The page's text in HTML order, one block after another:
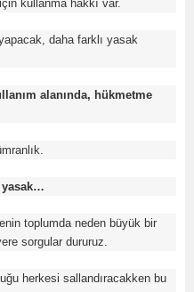
kullanma hakkı var.
daha farklı yasak
alanında, hükmetme
yasak…
toplumda neden büyük bir
sorgular dururuz.
herkesi sallandıracakken bu